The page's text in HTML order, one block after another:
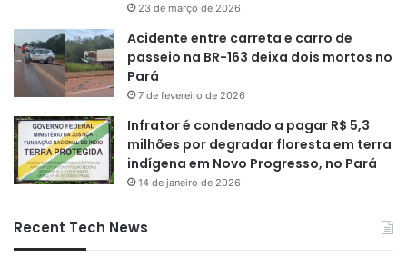
23 de março de 2026
Acidente entre carreta e carro de
passeio na BR-163 deixa dois mortos no
Pará
7 de fevereiro de 2026
Infrator é condenado a pagar R$ 5,3
milhões por degradar floresta em terra
indígena em Novo Progresso, no Pará
14 de janeiro de 2026
Recent Tech News